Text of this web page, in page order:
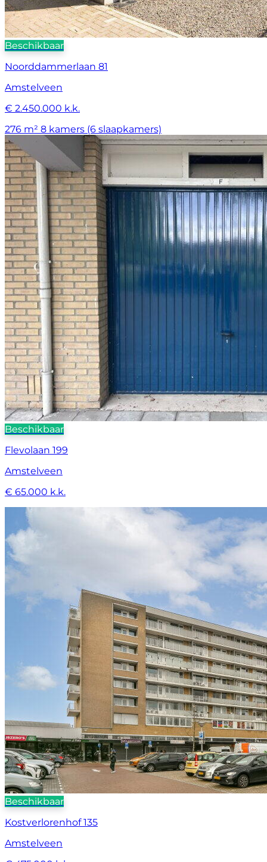
Beschikbaar
Noorddammerlaan 81
Amstelveen
€ 2.450.000 k.k.
276 m² 8 kamers (6 slaapkamers)
Beschikbaar
Flevolaan 199
Amstelveen
€ 65.000 k.k.
Beschikbaar
Kostverlorenhof 135
Amstelveen